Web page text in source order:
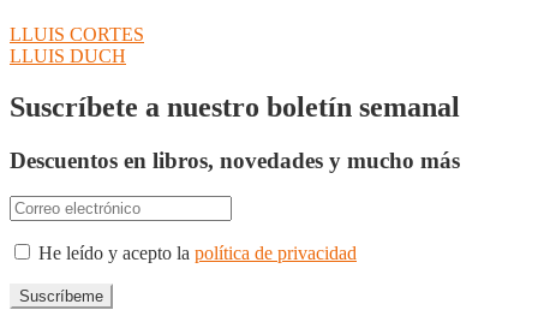
Navegación
de
entradas
Anterior:
LLUIS CORTES
Siguiente:
LLUIS DUCH
Suscríbete a nuestro boletín semanal
Descuentos en libros, novedades y mucho más
He leído y acepto la política de privacidad